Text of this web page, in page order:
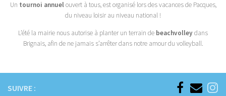
Un tournoi annuelouvert à tous, est organisé lors des vacances de Pacques,
du niveau loisir au niveau national !
L’été la mairie nous autorise à planter un terrain de beachvolleydans
Brignais, afin de ne jamais s’arrêter dans notre amour du volleyball.
SUIVRE :